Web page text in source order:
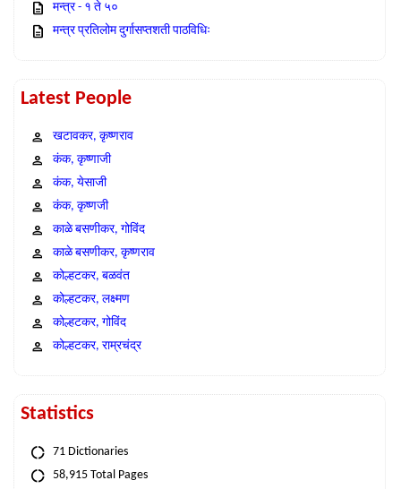
मन्त्र - १ ते ५०
मन्त्र प्रतिलोम दुर्गासप्तशती पाठविधिः
Latest People
खटावकर, कृष्णराव
कंक, कृष्णाजी
कंक, येसाजी
कंक, कृष्णजी
काळे बसणीकर, गोविंद
काळे बसणीकर, कृष्णराव
कोल्हटकर, बळवंत
कोल्हटकर, लक्ष्मण
कोल्हटकर, गोविंद
कोल्हटकर, राम्रचंद्र
Statistics
71 Dictionaries
58,915 Total Pages